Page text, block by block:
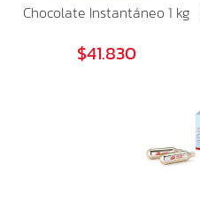
Chocolate Instantáneo 1 kg
$41.830